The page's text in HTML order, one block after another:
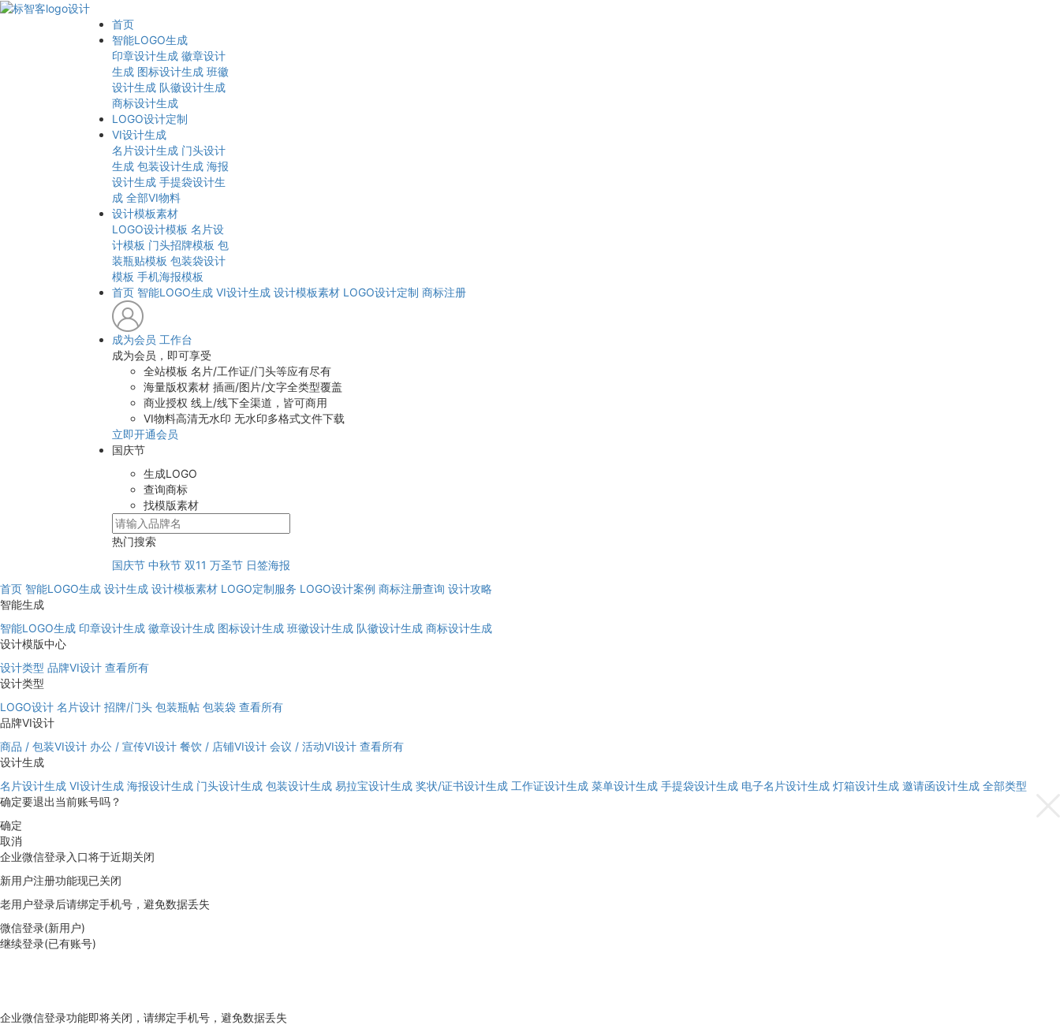
首页
智能LOGO生成
印章设计生成 徽章设计
生成 图标设计生成 班徽
设计生成 队徽设计生成
商标设计生成
LOGO设计定制
VI设计生成
名片设计生成 门头设计
生成 包装设计生成 海报
设计生成 手提袋设计生
成 全部VI物料
设计模板素材
LOGO设计模板 名片设
计模板 门头招牌模板 包
装瓶贴模板 包装袋设计
模板 手机海报模板
首页 智能LOGO生成 VI设计生成 设计模板素材 LOGO设计定制 商标注册
成为会员 工作台
成为会员，即可享受
全站模板 名片/工作证/门头等应有尽有
海量版权素材 插画/图片/文字全类型覆盖
商业授权 线上/线下全渠道，皆可商用
VI物料高清无水印 无水印多格式文件下载
立即开通会员
国庆节
生成LOGO
查询商标
找模版素材
热门搜索
国庆节 中秋节 双11 万圣节 日签海报
首页 智能LOGO生成 设计生成 设计模板素材 LOGO定制服务 LOGO设计案例 商标注册查询 设计攻略
智能生成
智能LOGO生成 印章设计生成 徽章设计生成 图标设计生成 班徽设计生成 队徽设计生成 商标设计生成
设计模版中心
设计类型 品牌VI设计 查看所有
设计类型
LOGO设计 名片设计 招牌/门头 包装瓶帖 包装袋 查看所有
品牌VI设计
商品 / 包装VI设计 办公 / 宣传VI设计 餐饮 / 店铺VI设计 会议 / 活动VI设计 查看所有
设计生成
名片设计生成 VI设计生成 海报设计生成 门头设计生成 包装设计生成 易拉宝设计生成 奖状/证书设计生成 工作证设计生成 菜单设计生成 手提袋设计生成 电子名片设计生成 灯箱设计生成 邀请函设计生成 全部类型
确定要退出当前账号吗？
确定
取消
企业微信登录入口将于近期关闭
新用户注册功能现已关闭
老用户登录后请绑定手机号，避免数据丢失
微信登录(新用户)
继续登录(已有账号)
企业微信登录功能即将关闭，请绑定手机号，避免数据丢失